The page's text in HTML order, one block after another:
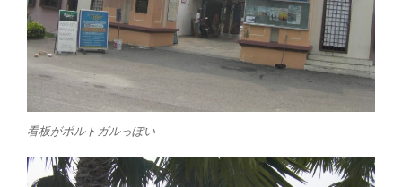
看板がポルトガルっぽい